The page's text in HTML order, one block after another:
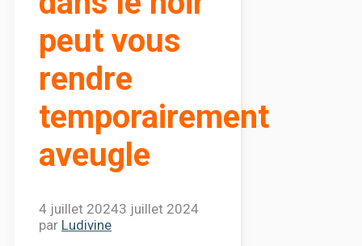
peut vous
rendre
temporairement
aveugle
4 juillet 20243 juillet 2024
par Ludivine